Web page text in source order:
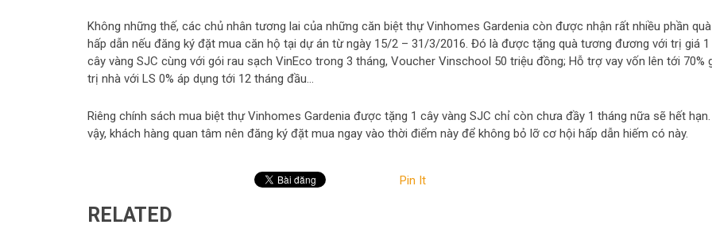
Không những thế, các chủ nhân tương lai của những căn biệt thự Vinhomes Gardenia còn được nhận rất nhiều phần quà
hấp dẫn nếu đăng ký đặt mua căn hộ tại dự án từ ngày 15/2 – 31/3/2016. Đó là được tặng quà tương đương với trị giá 1
cây vàng SJC cùng với gói rau sạch VinEco trong 3 tháng, Voucher Vinschool 50 triệu đồng; Hỗ trợ vay vốn lên tới 70%
trị nhà với LS 0% áp dụng tới 12 tháng đầu…
Riêng chính sách mua biệt thự Vinhomes Gardenia được tặng 1 cây vàng SJC chỉ còn chưa đầy 1 tháng nữa sẽ hết hạn.
vậy, khách hàng quan tâm nên đăng ký đặt mua ngay vào thời điểm này để không bỏ lỡ cơ hội hấp dẫn hiếm có này.
Pin It
RELATED